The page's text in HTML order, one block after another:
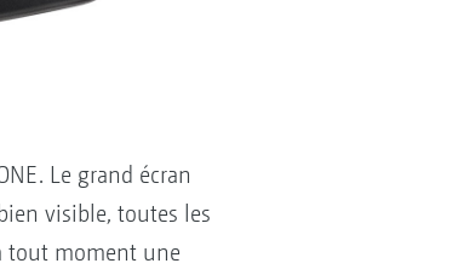
Le grand écran
visible, toutes les
tout moment une